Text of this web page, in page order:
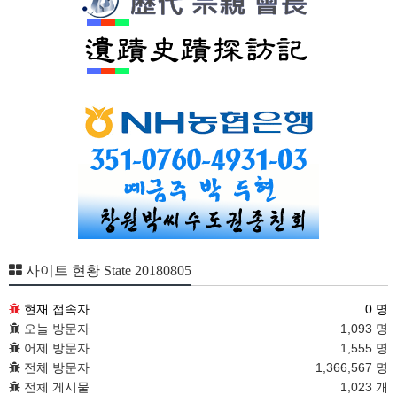
사이트 현황 State 20180805
현재 접속자
0 명
오늘 방문자
1,093 명
어제 방문자
1,555 명
전체 방문자
1,366,567 명
전체 게시물
1,023 개